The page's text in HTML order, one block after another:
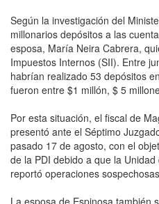
Según la investigación del
millonarios depósitos a las
esposa, María Neira Cabrera,
Impuestos Internos (SII). Entre
habrían realizado 53 depósitos
fueron entre $1 millón, $ 5
Por esta situación, el fiscal de
presentó ante el Séptimo
pasado 17 de agosto, con el
de la PDI debido a que la
reportó operaciones
La esposa de Espinosa también